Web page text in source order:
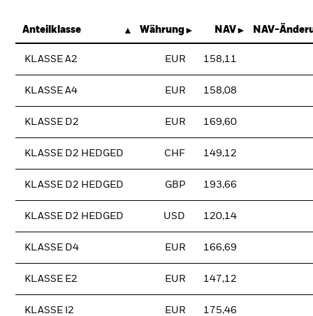
Anteilklasse Währung NAV NAV-
KLASSE A2 EUR 158,11
KLASSE A4 EUR 158,08
KLASSE D2 EUR 169,60
KLASSE D2 HEDGED CHF 149,12
KLASSE D2 HEDGED GBP 193,66
KLASSE D2 HEDGED USD 120,14
KLASSE D4 EUR 166,69
KLASSE E2 EUR 147,12
KLASSE I2 EUR 175,46